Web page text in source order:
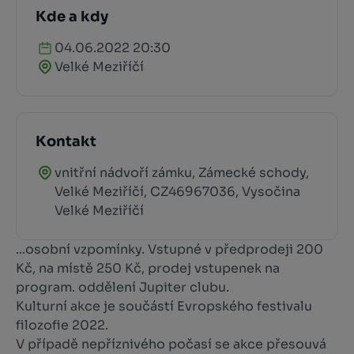
Kde a kdy
04.06.2022 20:30
Velké Meziříčí
Kontakt
vnitřní nádvoří zámku, Zámecké schody,
Velké Meziříčí, CZ46967036, Vysočina
Velké Meziříčí
...osobní vzpomínky. Vstupné v předprodeji 200
Kč, na místě 250 Kč, prodej vstupenek na
program. oddělení Jupiter clubu.
Kulturní akce je součástí Evropského festivalu
filozofie 2022.
V případě nepříznivého počasí se akce přesouvá